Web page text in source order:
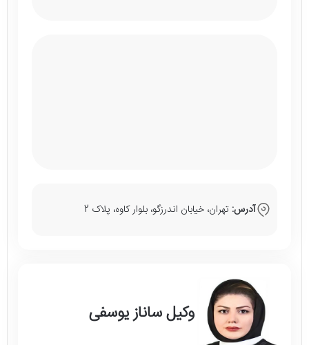
آدرس: تهران، خیابان اندرزگو، بلوار کاوه، پلاک 2
وکیل ساناز یوسفی